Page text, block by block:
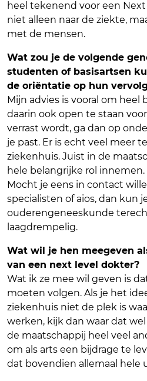
heel tekenend voor een
niet alleen naar de ziekte,
met de mensen.
Wat zou je de volgende
studenten of basisartsen
de oriëntatie op hun
Mijn advies is vooral om heel
daarin ook open te staan
verrast wordt, ga dan op
je past. Er is echt veel meer
ziekenhuis. Juist in de
hele belangrijke rol innemen.
Mocht je eens in contact
specialisten of aios, dan kun
ouderengeneeskunde
laagdrempelig.
Wat wil je hen meegeven
van een next level dokter?
Wat ik ze mee wil geven is
moeten volgen. Als je het
ziekenhuis niet de plek is
werken, kijk dan waar dat
de maatschappij heel veel
om als arts een bijdrage te
dat bovendien allemaal hele